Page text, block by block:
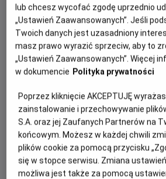
REŻYSERIA
Maryam Touzani
Maryam
Ayouch
OBSADA
Carmen Maura, Marta Etura, Ahmed
WIĘCEJ
OPIS WYDARZENIA
Nigdy nie jest za późno, by zacząć od
optymizmem i pogodą ducha portret
która robi wszystko, by ocalić swój
María Ángeles od 40 lat mieszka w
apartamencie w marokańskim
zmuszona do jego opuszczenia, nie
pogodzić. To, co początkowo wydaje
koniecznością, nieoczekiwanie staje
początkiem. W życiu Marii Ángeles
lub chcesz wycofać zgodę uprzednio
„Ustawień Zaawansowanych”. Jeśli
Twoich danych jest uzasadniony
masz prawo wyrazić sprzeciw, aby to
„Ustawień Zaawansowanych”. Więcej
w dokumencie Polityka prywatności
Poprzez kliknięcie AKCEPTUJĘ
zainstalowanie i przechowywanie
S.A. oraz jej Zaufanych Partnerów na
końcowym. Możesz w każdej chwili
plików cookie za pomocą przycisku
się w stopce serwisu. Zmiana
możliwa jest także za pomocą